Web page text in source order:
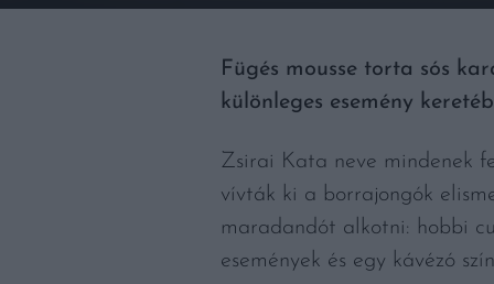
Fügés mousse torta sós
különleges esemény
Zsirai Kata neve mindenek
vívták ki a borrajongók
maradandót alkotni: hobbi
események és egy kávézó